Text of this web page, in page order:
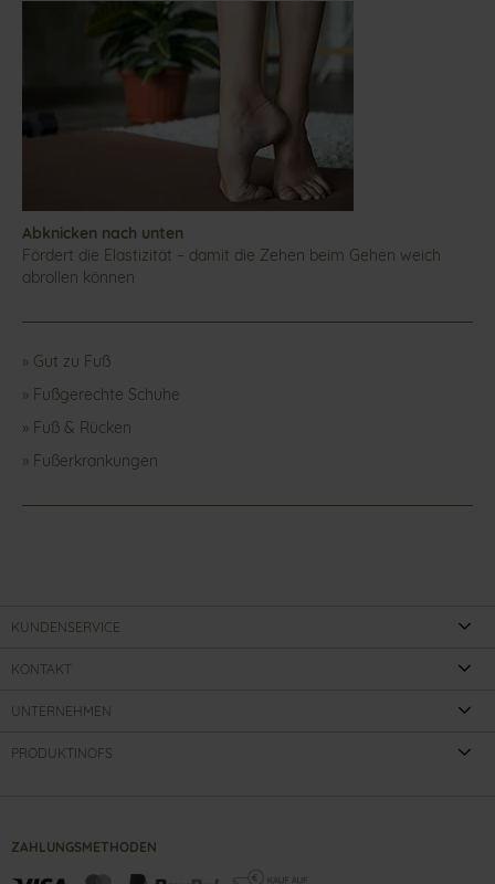
Abknicken nach unten
Fördert die Elastizität – damit die Zehen beim Gehen weich
abrollen können
» Gut zu Fuß
» Fußgerechte Schuhe
» Fuß & Rücken
» Fußerkrankungen
KUNDENSERVICE
KONTAKT
UNTERNEHMEN
PRODUKTINOFS
ZAHLUNGSMETHODEN